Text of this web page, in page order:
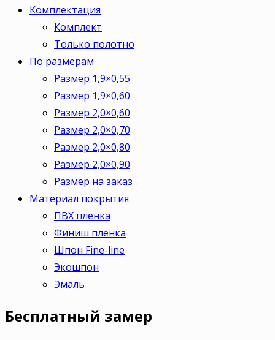
Комплектация
Комплект
Только полотно
По размерам
Размер 1,9×0,55
Размер 1,9×0,60
Размер 2,0×0,60
Размер 2,0×0,70
Размер 2,0×0,80
Размер 2,0×0,90
Размер на заказ
Материал покрытия
ПВХ пленка
Финиш пленка
Шпон Fine-line
Экошпон
Эмаль
Бесплатный замер